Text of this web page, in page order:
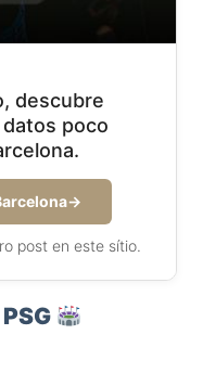
descubre
poco
→
post en este sítio.